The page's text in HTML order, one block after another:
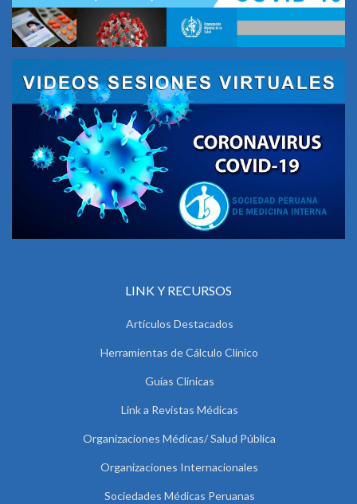
LINK Y RECURSOS
Artículos Destacados
Herramientas de Cálculo Clínico
Guías Clínicas
Link a Revistas Médicas
Organizaciones Médicas/ Salud Pública
Organizaciones Internacionales
Sociedades Médicas Peruanas